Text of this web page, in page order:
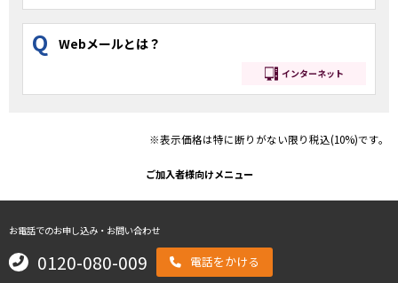
Q Webメールとは？
インターネット
※表示価格は特に断りがない限り税込(10%)です。
ご加入者様向けメニュー
お電話でのお申し込み・お問い合わせ
0120-080-009 電話をかける